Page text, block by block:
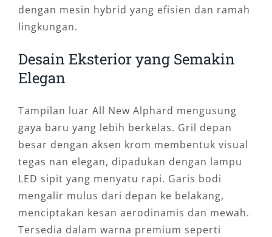
dengan mesin hybrid yang efisien dan ramah
lingkungan.
Desain Eksterior yang Semakin
Elegan
Tampilan luar All New Alphard mengusung
gaya baru yang lebih berkelas. Gril depan
besar dengan aksen krom membentuk visual
tegas nan elegan, dipadukan dengan lampu
LED sipit yang menyatu rapi. Garis bodi
mengalir mulus dari depan ke belakang,
menciptakan kesan aerodinamis dan mewah.
Tersedia dalam warna premium seperti